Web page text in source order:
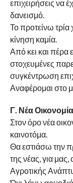
επιχειρήσεις να
δανεισμό.
Το προτείνω τρία
κίνηση καμία.
Από κει και πέρα
στοχευμένες
συγκέντρωση
Αναφέρομαι στο
Γ. Νέα Οικονομία
Στον όρο νέα
καινοτόμα.
Θα εστιάσω την
της νέας, για μας,
Αγροτικής